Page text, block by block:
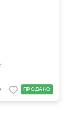
ПРОДАНО